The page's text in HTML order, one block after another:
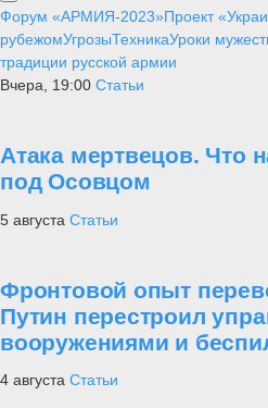
Форум «АРМИЯ-2023»Проект
рубежомУгрозыТехникаУроки
традиции русской армии
Вчера, 19:00 Статьи
Атака мертвецов. Что
под Осовцом
5 августа Статьи
Фронтовой опыт
Путин перестроил
вооружениями и
4 августа Статьи